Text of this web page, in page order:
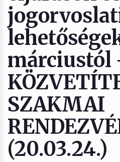
márciustól
SZAKMAI
(20.03.24.)